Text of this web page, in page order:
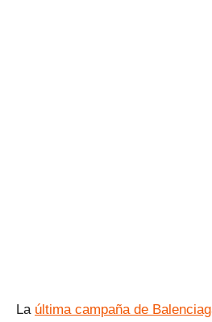
La última campaña de